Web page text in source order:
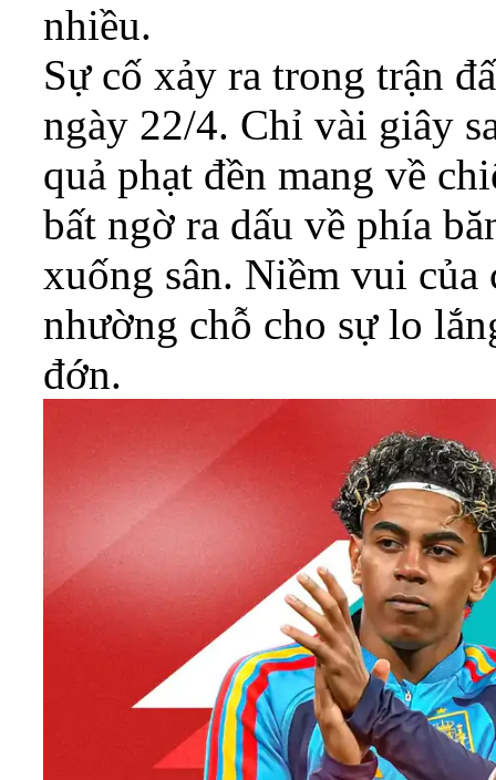
nhiều.
Sự cố xảy ra trong trận
ngày 22/4. Chỉ vài giây
quả phạt đền mang về
bất ngờ ra dấu về phía
xuống sân. Niềm vui của
nhường chỗ cho sự lo
đớn.